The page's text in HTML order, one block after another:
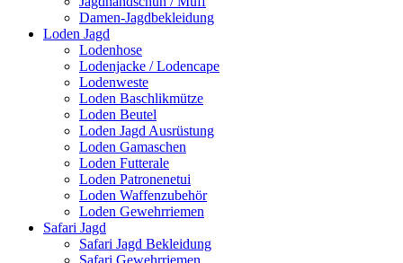
Damen-Jagdbekleidung
Loden Jagd
Lodenhose
Lodenjacke / Lodencape
Lodenweste
Loden Baschlikmütze
Loden Beutel
Loden Jagd Ausrüstung
Loden Gamaschen
Loden Futterale
Loden Patronenetui
Loden Waffenzubehör
Loden Gewehrriemen
Safari Jagd
Safari Jagd Bekleidung
Safari Gewehrriemen